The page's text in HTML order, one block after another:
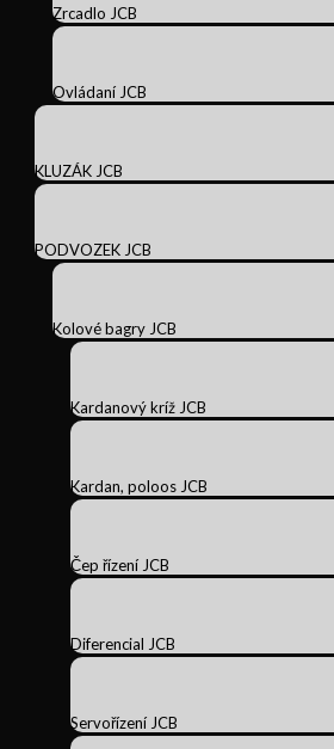
Zrcadlo JCB
Ovládaní JCB
KLUZÁK JCB
PODVOZEK JCB
Kolové bagry JCB
Kardanový kríž JCB
Kardan, poloos JCB
Čep řízení JCB
Diferencial JCB
Servořízení JCB